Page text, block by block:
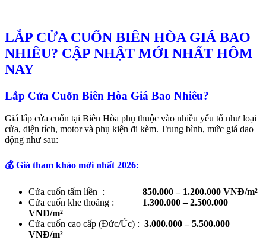
LẮP CỬA CUỐN BIÊN HÒA GIÁ BAO
NHIÊU? CẬP NHẬT MỚI NHẤT HÔM
NAY
Lắp Cửa Cuốn Biên Hòa Giá Bao Nhiêu?
Giá lắp cửa cuốn tại Biên Hòa phụ thuộc vào nhiều yếu tố như loại
cửa, diện tích, motor và phụ kiện đi kèm. Trung bình, mức giá dao
động như sau:
💰 Giá tham khảo mới nhất 2026:
Cửa cuốn tấm liền : 850.000 – 1.200.000 VNĐ/m²
Cửa cuốn khe thoáng : 1.300.000 – 2.500.000
VNĐ/m²
Cửa cuốn cao cấp (Đức/Úc) : 3.000.000 – 5.500.000
VNĐ/m²